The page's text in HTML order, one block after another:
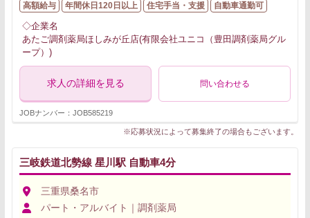
高額給与 年間休日120日以上 住宅手当・支援 自動車通勤可
◇企業名
あたご調剤薬局ほしみが丘店(有限会社ユニコ（豊田調剤薬局グル
ープ）)
求人の詳細を見る 問い合わせる
JOBナンバー：JOB585219
※応募状況によって募集終了の場合もございます。
三岐鉄道北勢線 星川駅 自動車4分
三重県桑名市
パート・アルバイト｜調剤薬局